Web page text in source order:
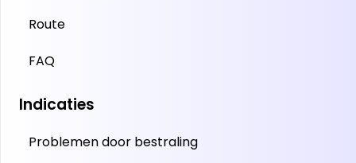
Route
FAQ
Indicaties
Problemen door bestraling